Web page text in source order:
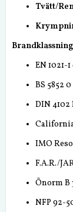
Tvätt/
EN 1021-1
BS 5852
DIN 4102
California
IMO
F.A.R./
Önorm B
NFP 92-